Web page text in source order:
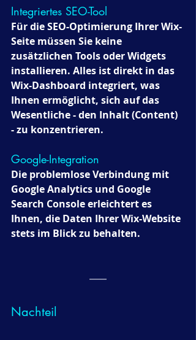
Integriertes SEO-Tool
Für die SEO-Optimierung Ihrer Wix-
Seite müssen Sie keine
zusätzlichen Tools oder Widgets
installieren. Alles ist direkt in das
Wix-Dashboard integriert, was
Ihnen ermöglicht, sich auf das
Wesentliche - den Inhalt (Content)
- zu konzentrieren.
Google-Integration
Die problemlose Verbindung mit
Google Analytics und Google
Search Console erleichtert es
Ihnen, die Daten Ihrer Wix-Website
stets im Blick zu behalten.
Nachteil